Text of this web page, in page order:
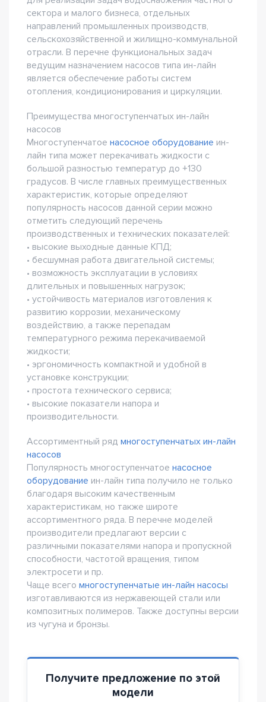
сектора и малого бизнеса, отдельных
направлений промышленных производств,
сельскохозяйственной и жилищно-коммунальной
отрасли. В перечне функциональных задач
ведущим назначением насосов типа ин-лайн
является обеспечение работы систем
отопления, кондиционирования и циркуляции.
Преимущества многоступенчатых ин-лайн
насосов
Многоступенчатое насосное оборудование ин-
лайн типа может перекачивать жидкости с
большой разностью температур до +130
градусов. В числе главных преимущественных
характеристик, которые определяют
популярность насосов данной серии можно
отметить следующий перечень
производственных и технических показателей:
• высокие выходные данные КПД;
• бесшумная работа двигательной системы;
• возможность эксплуатации в условиях
длительных и повышенных нагрузок;
• устойчивость материалов изготовления к
развитию коррозии, механическому
воздействию, а также перепадам
температурного режима перекачиваемой
жидкости;
• эргономичность компактной и удобной в
установке конструкции;
• простота технического сервиса;
• высокие показатели напора и
производительности.
Ассортиментный ряд многоступенчатых ин-лайн
насосов
Популярность многоступенчатое насосное
оборудование ин-лайн типа получило не только
благодаря высоким качественным
характеристикам, но также широте
ассортиментного ряда. В перечне моделей
производители предлагают версии с
различными показателями напора и пропускной
способности, частотой вращения, типом
электросети и пр.
Чаще всего многоступенчатые ин-лайн насосы
изготавливаются из нержавеющей стали или
композитных полимеров. Также доступны версии
из чугуна и бронзы.
Получите предложение по этой
модели